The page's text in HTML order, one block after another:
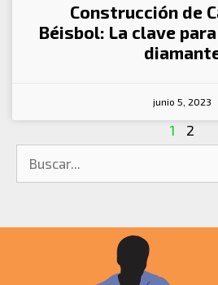
Construcción de
Béisbol: La clave
junio 5, 2023
1 2